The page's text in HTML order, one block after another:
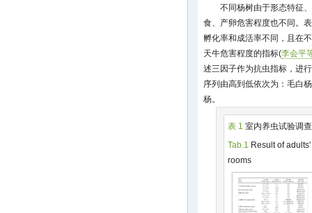
不同杨树由于形态特征
食、产卵危害程度也不同。
孵化率和成活率不同，且在
天牛危害程度的指标(李会平
述三因子作为抗虫指标，进
序列由高到低依次为：毛白
杨。
表 1 室内养虫试验调
Tab.1 Result of
rooms